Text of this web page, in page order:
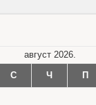
август 2026.
С Ч П